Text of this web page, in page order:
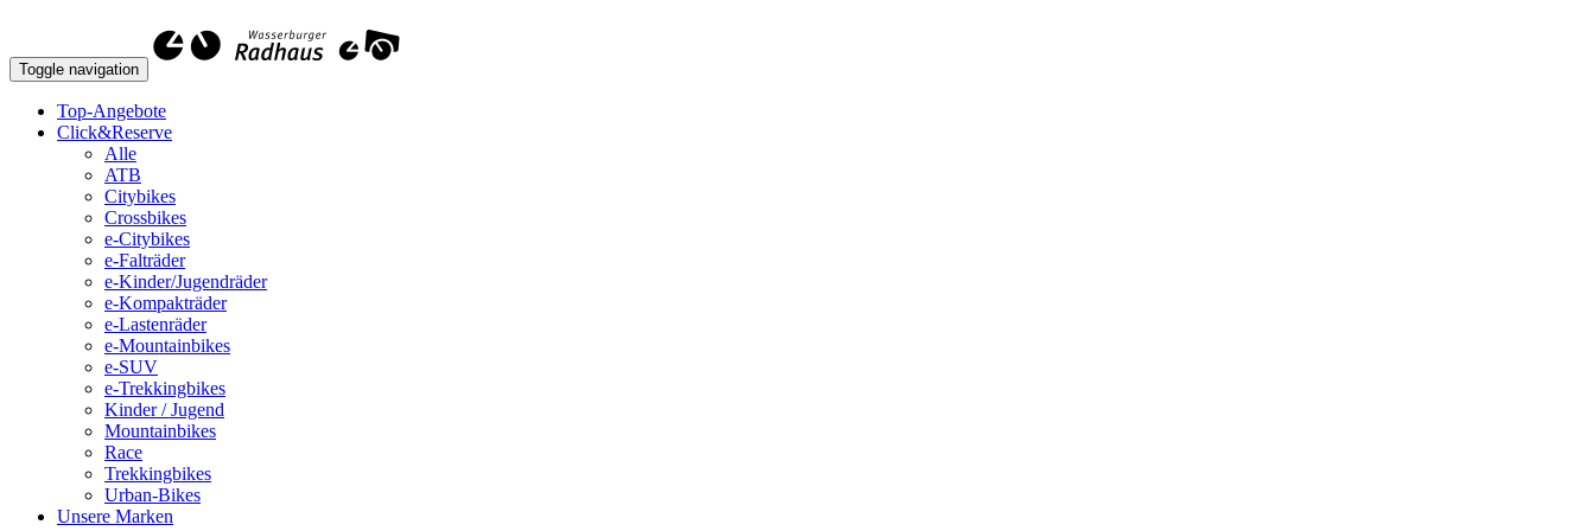
Toggle navigation
Top-Angebote
Click&Reserve
Alle
ATB
Citybikes
Crossbikes
e-Citybikes
e-Falträder
e-Kinder/Jugendräder
e-Kompakträder
e-Lastenräder
e-Mountainbikes
e-SUV
e-Trekkingbikes
Kinder / Jugend
Mountainbikes
Race
Trekkingbikes
Urban-Bikes
Unsere Marken